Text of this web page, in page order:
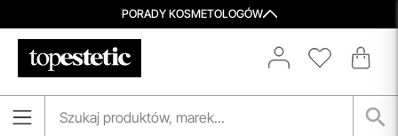
PORADY KOSMETOLOGÓW
Darmowa Dostawa i Zwrot
efektywnej realizacji zamówień w naszym sklepie. Dzięki